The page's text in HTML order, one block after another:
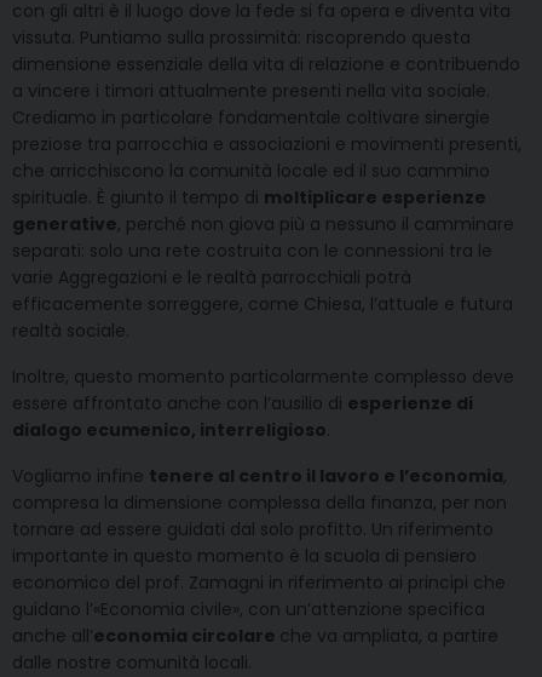
con gli altri è il luogo dove la fede si fa opera e diventa vita
vissuta. Puntiamo sulla prossimità: riscoprendo questa
dimensione essenziale della vita di relazione e contribuendo
a vincere i timori attualmente presenti nella vita sociale.
Crediamo in particolare fondamentale coltivare sinergie
preziose tra parrocchia e associazioni e movimenti presenti,
che arricchiscono la comunità locale ed il suo cammino
spirituale. È giunto il tempo di moltiplicare esperienze
generative, perché non giova più a nessuno il camminare
separati: solo una rete costruita con le connessioni tra le
varie Aggregazioni e le realtà parrocchiali potrà
efficacemente sorreggere, come Chiesa, l’attuale e futura
realtà sociale.
Inoltre, questo momento particolarmente complesso deve
essere affrontato anche con l’ausilio di esperienze di
dialogo ecumenico, interreligioso.
Vogliamo infine tenere al centro il lavoro e l’economia,
compresa la dimensione complessa della finanza, per non
tornare ad essere guidati dal solo profitto. Un riferimento
importante in questo momento è la scuola di pensiero
economico del prof. Zamagni in riferimento ai principi che
guidano l’«Economia civile», con un’attenzione specifica
anche all’economia circolare che va ampliata, a partire
dalle nostre comunità locali.